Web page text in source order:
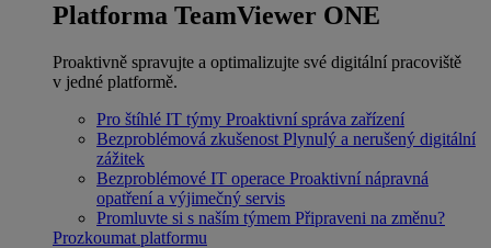
Platforma TeamViewer ONE
Proaktivně spravujte a optimalizujte své digitální pracoviště
v jedné platformě.
Pro štíhlé IT týmy Proaktivní správa zařízení
Bezproblémová zkušenost Plynulý a nerušený digitální
zážitek
Bezproblémové IT operace Proaktivní nápravná
opatření a výjimečný servis
Promluvte si s naším týmem Připraveni na změnu?
Prozkoumat platformu